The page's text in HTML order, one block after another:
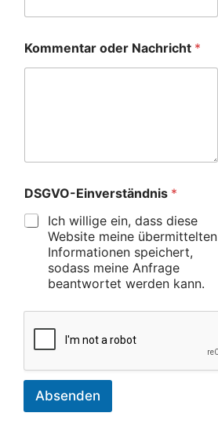
Kommentar oder Nachricht *
DSGVO-Einverständnis *
Ich willige ein, dass diese
Website meine übermittelten
Informationen speichert,
sodass meine Anfrage
beantwortet werden kann.
Absenden